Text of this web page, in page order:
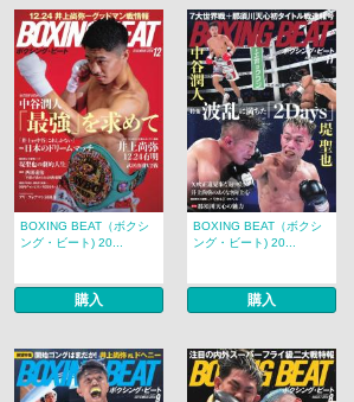
BOXING BEAT（ボクシ
ング・ビート) 20...
購入
BOXING BEAT（ボクシ
ング・ビート) 20...
購入